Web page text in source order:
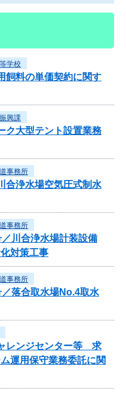
学校
飼料の単価契約に関す
興課
ク大型テント設置業務
事務所
合浄水場空気圧式制水
事務所
／川合浄水場計装設備
対策工事
事務所
／落合取水場No.4取水
レンジセンター等 求
運用保守業務委託に関